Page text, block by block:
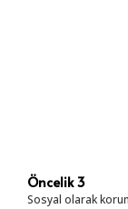
Öncelik 3
Sosyal olarak